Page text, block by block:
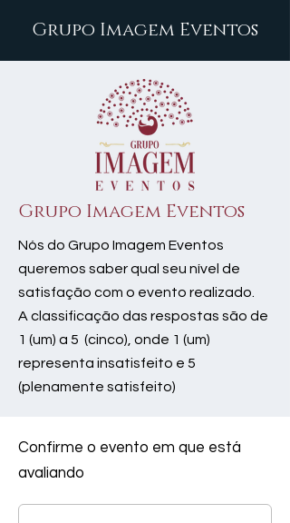
Grupo Imagem Eventos
Grupo Imagem Eventos
Nós do Grupo Imagem Eventos
queremos saber qual seu nível de
satisfação com o evento realizado.
A classificação das respostas são de
1 (um) a 5 (cinco), onde 1 (um)
representa insatisfeito e 5
(plenamente satisfeito)
Confirme o evento em que está
avaliando